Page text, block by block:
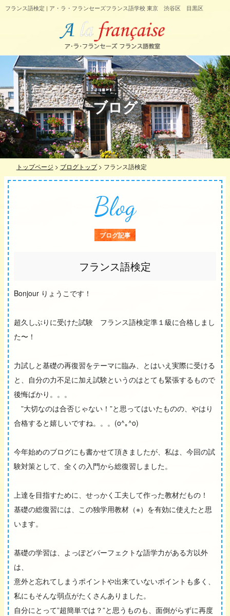
フランス語検定 | ア・ラ・フランセーズフランス語学校 東京 渋谷区 目黒区
ブログ
トップページ > ブログトップ> フランス語検定
Blog
ブログ記事
フランス語検定
Bonjour りょうこです！
超久しぶりに受けた試験 フランス語検定準１級に合格しまし
た〜！
力試しと基礎の再復習をテーマに臨み、とはいえ実際に受ける
と、自分の力不足に加え試験というのはとても緊張するもので
後悔ばかり。。。
”大切なのは合否じゃない！”と思ってはいたものの、やはり
合格すると嬉しいですね。。。(o^｡^o)
今年始めのブログにも書かせて頂きましたが、私は、今回の試
験対策として、全くの入門から総復習しました。
上達を目指すために、せっかく工夫して作った教材だもの！
基礎の総復習には、この独学用教材（※）を有効に使えたと思
います。
基礎の学習は、よっぽどパーフェクトな語学力がある方以外
は、
意外と忘れてしまうポイントや出来ていないポイントも多く、
私にもそんな弱点がたくさんありました。
自分にとって”超簡単では？”と思うものも、面倒がらずに再度